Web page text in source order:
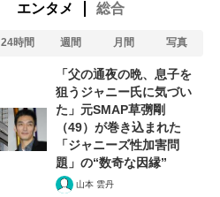
エンタメ 総合
24時間 週間 月間 写真
「父の通夜の晩、息子を
狙うジャニー氏に気づい
た」元SMAP草彅剛
（49）が巻き込まれた
「ジャニーズ性加害問
題」の“数奇な因縁”
山本 雲丹